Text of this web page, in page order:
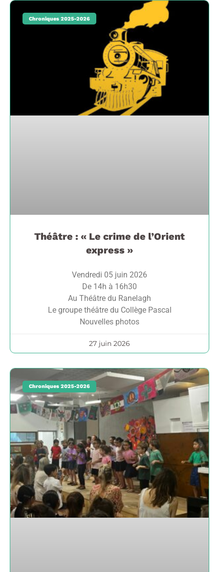
Chroniques 2025-2026
Théâtre : « Le crime de l’Orient
express »
Vendredi 05 juin 2026
De 14h à 16h30
Au Théâtre du Ranelagh
Le groupe théâtre du Collège Pascal
Nouvelles photos
27 juin 2026
Chroniques 2025-2026